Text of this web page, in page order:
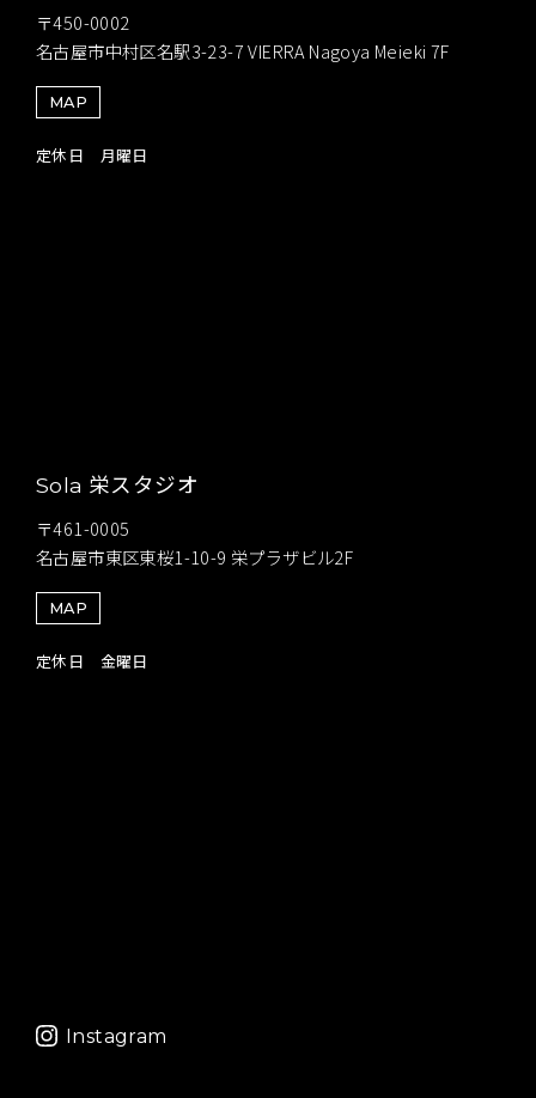
〒450-0002
名古屋市中村区名駅3-23-7 VIERRA Nagoya Meieki 7F
MAP
定休日 月曜日
Sola 栄スタジオ
〒461-0005
名古屋市東区東桜1-10-9 栄プラザビル2F
MAP
定休日 金曜日
Instagram